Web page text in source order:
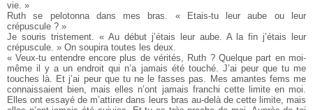
vie. »
Ruth se pelotonna dans mes bras. « Etais-tu leur aube ou leur
crépuscule ? »
Je souris tristement. « Au début j’étais leur aube. A la fin j’étais leur
crépuscule. » On soupira toutes les deux.
« Veux-tu entendre encore plus de vérités, Ruth ? Quelque part en moi-
même il y a un endroit qui n’a jamais été touché. J’ai peur que tu me
touches là. Et j’ai peur que tu ne le fasses pas. Mes amantes fems me
connaissaient bien, mais elles n’ont jamais franchi cette limite en moi.
Elles ont essayé de m’attirer dans leurs bras au-delà de cette limite, mais